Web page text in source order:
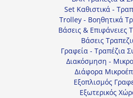
Set Καθιστικά -
Trolley - Βοηθητικά
Βάσεις & Επιφάνειες
Βάσεις
Γραφεία - Τραπέζια
Διακόσμηση -
Διάφορα
Εξοπλισμός
Εξωτερικός